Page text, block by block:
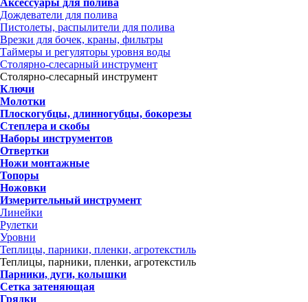
Аксессуары для полива
Дождеватели для полива
Пистолеты, распылители для полива
Врезки для бочек, краны, фильтры
Таймеры и регуляторы уровня воды
Столярно-слесарный инструмент
Столярно-слесарный инструмент
Ключи
Молотки
Плоскогубцы, длинногубцы, бокорезы
Степлера и скобы
Наборы инструментов
Отвертки
Ножи монтажные
Топоры
Ножовки
Измерительный инструмент
Линейки
Рулетки
Уровни
Теплицы, парники, пленки, агротекстиль
Теплицы, парники, пленки, агротекстиль
Парники, дуги, колышки
Сетка затеняющая
Грядки